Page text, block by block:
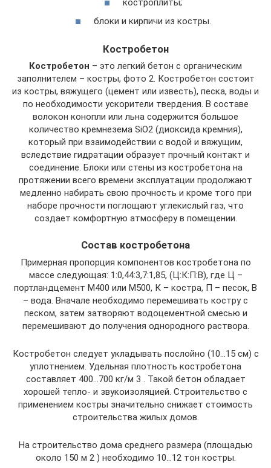
блоки и кирпичи из костры.
Костробетон
Костробетон – это легкий бетон с органическим
заполнителем – костры, фото 2. Костробетон состоит
из костры, вяжущего (цемент или известь), песка, воды и
по необходимости ускорители твердения. В составе
волокон конопли или льна содержится большое
количество кремнезема SiO2 (диоксида кремния),
который при взаимодействии с водой и вяжущим,
вследствие гидратации образует прочный контакт и
соединение. Блоки или стены из костробетона на
протяжении всего времени эксплуатации продолжают
медленно набирать свою прочность и кроме того при
наборе прочности поглощают углекислый газ, что
создает комфортную атмосферу в помещении.
Состав костробетона
Примерная пропорция компонентов костробетона по
массе следующая: 1:0,44:3,7:1,85, (Ц:К:П:В), где Ц –
портландцемент М400 или М500, К – костра, П – песок, В
– вода. Вначале необходимо перемешивать костру с
песком, затем затворяют водоцементной смесью и
перемешивают до получения однородного раствора.
Костробетон следует укладывать послойно (10…15 см) с
уплотнением. Удельная плотность костробетона
составляет 400…700 кг/м 3 . Такой бетон обладает
хорошей тепло- и звукоизоляцией. Строительство с
применением костры значительно снижает стоимость
строительства жилых домов.
На строительство дома среднего размера (площадью
около 150 м 2 ) необходимо 10…12 тон костры.